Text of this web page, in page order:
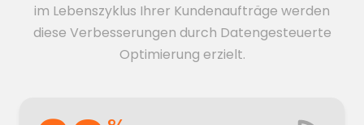
im Lebenszyklus Ihrer Kundenaufträge werden
diese Verbesserungen durch Datengesteuerte
Optimierung erzielt.